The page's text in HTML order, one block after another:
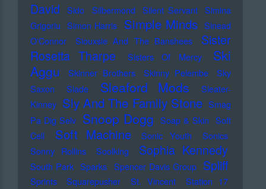
David
Sido Silbermond Silent Servant Simina
Grigoriu Simon Harris Simple Minds Sinead
O'Connor
Siouxsie And The Banshees
Sister
Rosetta Tharpe
Sisters Of Mercy
Ski
Aggu
Skinner Brothers Skinny Pelembe
Sky
Saxon
Slade Sleaford Mods
Sleater-
Kinney Sly And The Family Stone Smag
Pa Dig Selv Snoop Dogg Soap & Skin Soft
Cell
Soft Machine Sonic Youth
Sonics
Sonny Rollins
Soolking Sophia Kennedy
South Park Sparks Spencer Davis Group Spliff
Sprints Squarepusher St. Vincent
Station 17